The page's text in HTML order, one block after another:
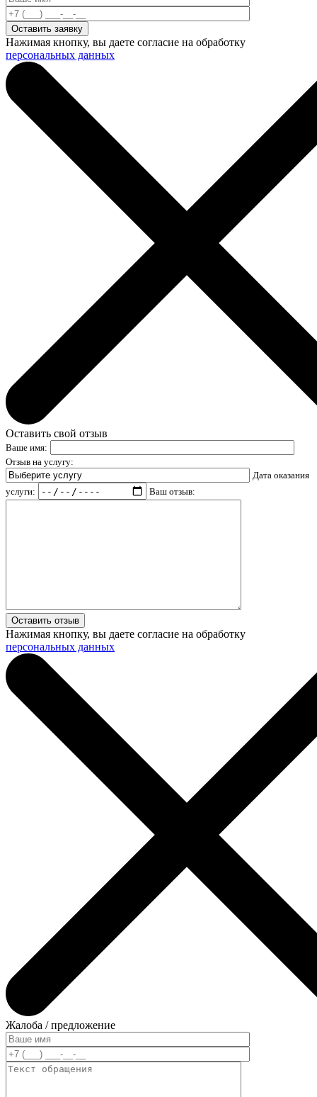
Нажимая кнопку, вы даете согласие на обработку
персональных данных
Оставить свой отзыв
Ваше имя:
Отзыв на услугу:
Дата оказания
услуги:
Ваш отзыв:
Нажимая кнопку, вы даете согласие на обработку
персональных данных
Жалоба / предложение